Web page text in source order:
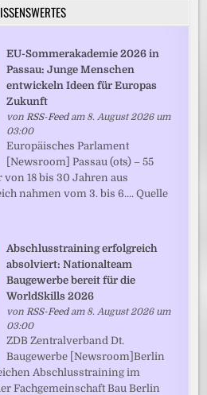
EU-Sommerakademie 2026 in
Passau: Junge Menschen
entwickeln Ideen für Europas
Zukunft
von RSS-Feedam 8. August 2026 um
03:00
Europäisches Parlament
[Newsroom] Passau (ots) – 55
18 bis 30 Jahren aus
nahmen vom 3. bis 6.... Quelle
Abschlusstraining erfolgreich
absolviert: Nationalteam
Baugewerbe bereit für die
WorldSkills 2026
von RSS-Feedam 8. August 2026 um
03:00
ZDB Zentralverband Dt.
Baugewerbe [Newsroom]Berlin
Abschlusstraining im
Fachgemeinschaft Bau Berlin